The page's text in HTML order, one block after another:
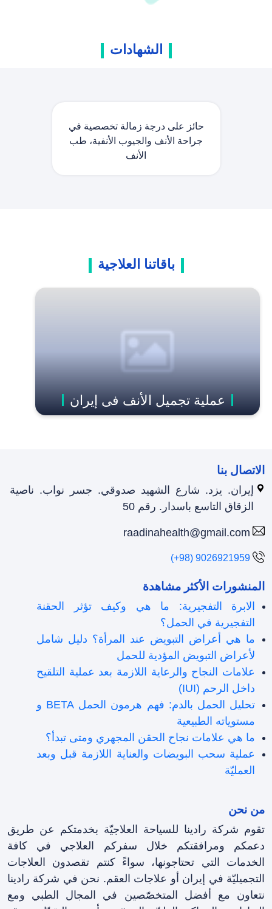
الشهادات
حائز على درجة زمالة تخصصية في
جراحة الأنف والجيوب الأنفية، طب
الأنف
باقاتنا العلاجية
عملية تجميل الأنف فی إیران
الاتصال بنا
إيران. يزد. شارع الشهيد صدوقي. جسر نواب. ناصية
الزقاق التاسع باسدار. رقم 50
raadinahealth@gmail.com
(+98) 9026921959
المنشورات الأكثر مشاهدة
الابرة التفجيرية: ما هي وكيف تؤثر الحقنة
التفجيرية في الحمل؟
ما هي أعراض التبويض عند المرأة؟ دليل شامل
لأعراض التبويض المؤدية للحمل
علامات النجاح والرعاية اللازمة بعد عملية التلقیح
داخل الرحم (IUI)
تحليل الحمل بالدم: فهم هرمون الحمل BETA و
مستوياته الطبيعية
ما هي علامات نجاح الحقن المجهري ومتى تبدأ؟
عملية سحب البويضات والعناية اللازمة قبل وبعد
العمليّة
من نحن
تقوم شركة رادينا للسياحة العلاجيّة بخدمتكم عن طريق
دعمكم ومرافقتکم خلال سفرکم العلاجي في كافة
الخدمات التي تحتاجونها، سواءً كنتم تقصدون العلاجات
التجميليّة في إيران أو علاجات العقم. نحن في شركة رادينا
نتعاون مع أفضل المتخصّصين في المجال الطبي ومع